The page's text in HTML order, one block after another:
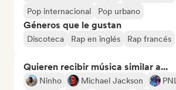
Pop internacional
Pop urbano
Géneros que le gustan
Discoteca Rap en inglés Rap francés
Quieren recibir música similar a...
Ninho Michael Jackson PNL